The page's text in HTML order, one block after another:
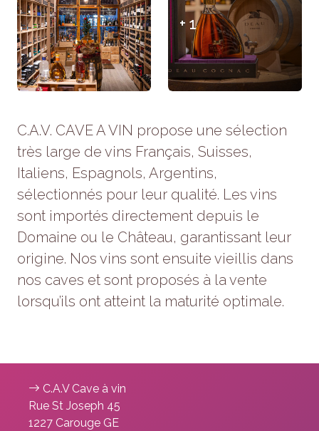
+ 1
C.A.V. CAVE A VIN propose une sélection
très large de vins Français, Suisses,
Italiens, Espagnols, Argentins,
sélectionnés pour leur qualité. Les vins
sont importés directement depuis le
Domaine ou le Château, garantissant leur
origine. Nos vins sont ensuite vieillis dans
nos caves et sont proposés à la vente
lorsqu’ils ont atteint la maturité optimale.
C.A.V Cave à vin
Rue St Joseph 45
1227 Carouge GE
fonctionne
aussi bien
que possible
lors de votre
visite. Si vous
refusez ces
cookies,
disparaîtront
du site Web.
Marketing
En partageant
votre intérêt et
votre
comportement
lorsque vous
visitez notre
augmentez